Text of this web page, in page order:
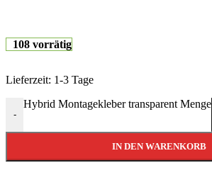
108 vorrätig
Lieferzeit: 1-3 Tage
-
Hybrid Montagekleber transparent Menge
IN DEN WARENKORB